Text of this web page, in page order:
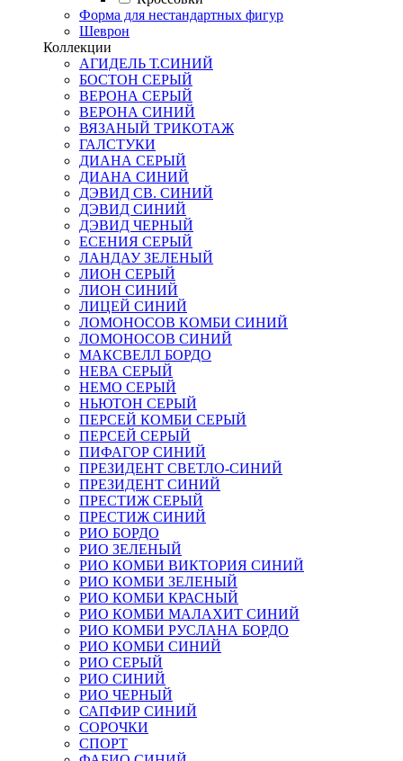
Форма для нестандартных фигур
Шеврон
Коллекции
АГИДЕЛЬ Т.СИНИЙ
БОСТОН СЕРЫЙ
ВЕРОНА СЕРЫЙ
ВЕРОНА СИНИЙ
ВЯЗАНЫЙ ТРИКОТАЖ
ГАЛСТУКИ
ДИАНА СЕРЫЙ
ДИАНА СИНИЙ
ДЭВИД СВ. СИНИЙ
ДЭВИД СИНИЙ
ДЭВИД ЧЕРНЫЙ
ЕСЕНИЯ СЕРЫЙ
ЛАНДАУ ЗЕЛЕНЫЙ
ЛИОН СЕРЫЙ
ЛИОН СИНИЙ
ЛИЦЕЙ СИНИЙ
ЛОМОНОСОВ КОМБИ СИНИЙ
ЛОМОНОСОВ СИНИЙ
МАКСВЕЛЛ БОРДО
НЕВА СЕРЫЙ
НЕМО СЕРЫЙ
НЬЮТОН СЕРЫЙ
ПЕРСЕЙ КОМБИ СЕРЫЙ
ПЕРСЕЙ СЕРЫЙ
ПИФАГОР СИНИЙ
ПРЕЗИДЕНТ СВЕТЛО-СИНИЙ
ПРЕЗИДЕНТ СИНИЙ
ПРЕСТИЖ СЕРЫЙ
ПРЕСТИЖ СИНИЙ
РИО БОРДО
РИО ЗЕЛЕНЫЙ
РИО КОМБИ ВИКТОРИЯ СИНИЙ
РИО КОМБИ ЗЕЛЕНЫЙ
РИО КОМБИ КРАСНЫЙ
РИО КОМБИ МАЛАХИТ СИНИЙ
РИО КОМБИ РУСЛАНА БОРДО
РИО КОМБИ СИНИЙ
РИО СЕРЫЙ
РИО СИНИЙ
РИО ЧЕРНЫЙ
САПФИР СИНИЙ
СОРОЧКИ
СПОРТ